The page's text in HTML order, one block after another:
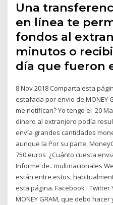
Una
en línea te
fondos al
minutos o
día que fueron
8 Nov 2018 Comparta esta
estafada por envio de MONEY
me notifican? Yo tengo el 20
dinero al extranjero podía
envía grandes cantidades
aunque la Por su parte,
750 euros ¿Cuánto cuesta
Informe de.. multinacionales
están entre estos,
esta página. Facebook ·
MONEY GRAM, que debo